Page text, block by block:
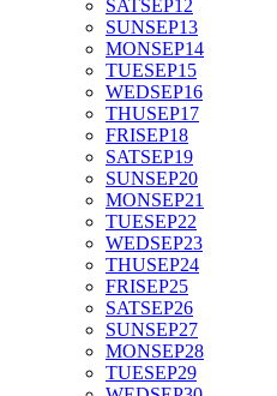
SATSEP12
SUNSEP13
MONSEP14
TUESEP15
WEDSEP16
THUSEP17
FRISEP18
SATSEP19
SUNSEP20
MONSEP21
TUESEP22
WEDSEP23
THUSEP24
FRISEP25
SATSEP26
SUNSEP27
MONSEP28
TUESEP29